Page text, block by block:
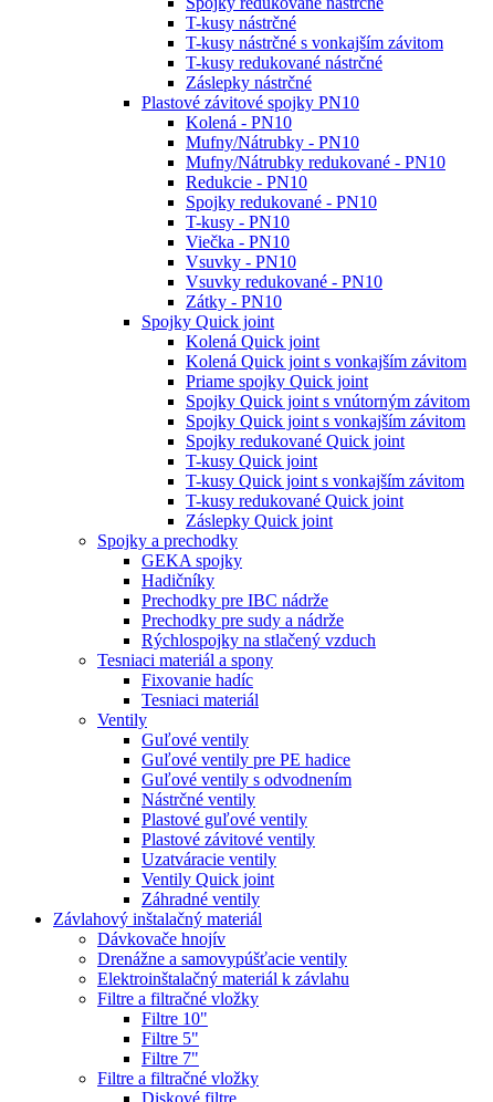
T-kusy nástrčné
T-kusy nástrčné s vonkajším závitom
T-kusy redukované nástrčné
Záslepky nástrčné
Plastové závitové spojky PN10
Kolená - PN10
Mufny/Nátrubky - PN10
Mufny/Nátrubky redukované - PN10
Redukcie - PN10
Spojky redukované - PN10
T-kusy - PN10
Viečka - PN10
Vsuvky - PN10
Vsuvky redukované - PN10
Zátky - PN10
Spojky Quick joint
Kolená Quick joint
Kolená Quick joint s vonkajším závitom
Priame spojky Quick joint
Spojky Quick joint s vnútorným závitom
Spojky Quick joint s vonkajším závitom
Spojky redukované Quick joint
T-kusy Quick joint
T-kusy Quick joint s vonkajším závitom
T-kusy redukované Quick joint
Záslepky Quick joint
Spojky a prechodky
GEKA spojky
Hadičníky
Prechodky pre IBC nádrže
Prechodky pre sudy a nádrže
Rýchlospojky na stlačený vzduch
Tesniaci materiál a spony
Fixovanie hadíc
Tesniaci materiál
Ventily
Guľové ventily
Guľové ventily pre PE hadice
Guľové ventily s odvodnením
Nástrčné ventily
Plastové guľové ventily
Plastové závitové ventily
Uzatváracie ventily
Ventily Quick joint
Záhradné ventily
Závlahový inštalačný materiál
Dávkovače hnojív
Drenážne a samovypúšťacie ventily
Elektroinštalačný materiál k závlahu
Filtre a filtračné vložky
Filtre 10"
Filtre 5"
Filtre 7"
Filtre a filtračné vložky
Diskové filtre